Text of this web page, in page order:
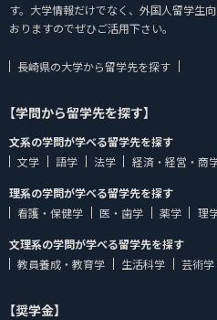
す。大学情報だけでなく、外国人留学生
おりますのでぜひご活用下さい。
長崎県の大学から留学先を探す
【学問から留学先を探す】
文系の学問が学べる留学先を探す
文学
語学 法学 経済・経営・商
理系の学問が学べる留学先を探す
看護・保健学
医・歯学 薬学 理
文理系の学問が学べる留学先を探す
教員養成・教育学
生活科学 芸術学
【奨学金】